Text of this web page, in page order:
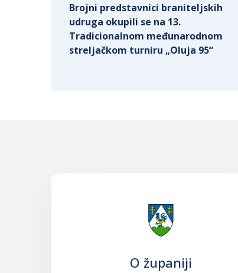
Brojni predstavnici braniteljskih
udruga okupili se na 13.
Tradicionalnom međunarodnom
streljačkom turniru „Oluja 95“
O županiji